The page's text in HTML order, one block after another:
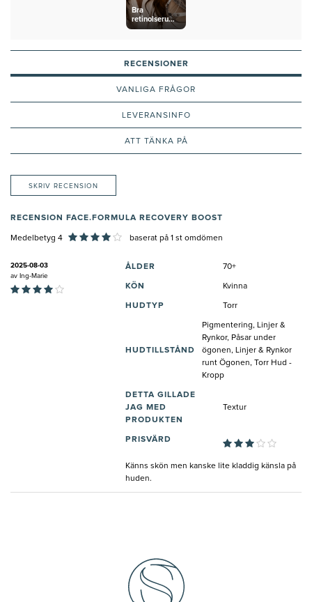
Bra
retinolserum
för nybörjare
RECENSIONER
VANLIGA FRÅGOR
LEVERANSINFO
ATT TÄNKA PÅ
SKRIV RECENSION
RECENSION FACE.FORMULA RECOVERY BOOST
Medelbetyg 4 baserat på 1 st omdömen
2025-08-03
av Ing-Marie
ÅLDER 70+
KÖN Kvinna
HUDTYP Torr
HUDTILLSTÅND
Pigmentering, Linjer &
Rynkor, Påsar under
ögonen, Linjer & Rynkor
runt Ögonen, Torr Hud -
Kropp
DETTA GILLADE
JAG MED
PRODUKTEN
Textur
PRISVÄRD
Känns skön men kanske lite kladdig känsla på
huden.